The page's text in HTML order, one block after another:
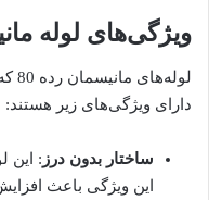
ویژگی‌های لوله
دارای ویژگی‌های زیر هستند:
ساختار بدون درز : این
این ویژگی باعث